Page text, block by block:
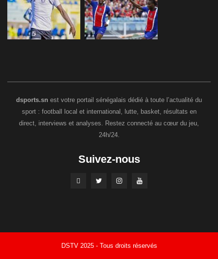
dsports.sn est votre portail sénégalais dédié à toute l’actualité du
sport : football local et international, lutte, basket, résultats en
direct, interviews et analyses. Restez connecté au cœur du jeu,
24h/24.
Suivez-nous
DSTV 2025 - Tous droits réservés